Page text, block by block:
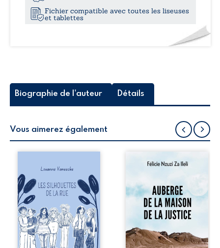
Fichier compatible avec toutes les liseuses
et tablettes
Biographie de l'auteur Détails
Vous aimerez également
la rue donne la
parole à six
personnages
ordinaires,
traversés par des
pensées, des
émotions et des
silences qui
pourraient
appartenir à
Auberge de la
récit-témoignage
consacré au
parcours
exemplaire de
Mbala Zi Nkuaku
Lema Félix.
Magistrat intègre,
fervent défenseur